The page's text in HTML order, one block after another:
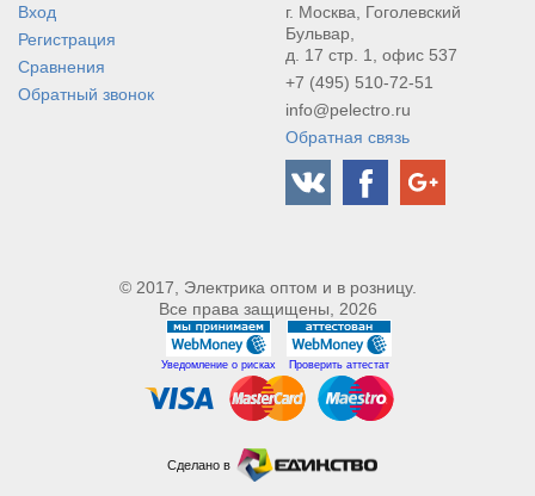
Вход
Регистрация
Сравнения
Обратный звонок
г. Москва, Гоголевский
Бульвар,
д. 17 стр. 1, офис 537
+7 (495) 510-72-51
info@pelectro.ru
Обратная связь
© 2017, Электрика оптом и в розницу.
Все права защищены, 2026
Уведомление о рисках Проверить аттестат
Сделано в